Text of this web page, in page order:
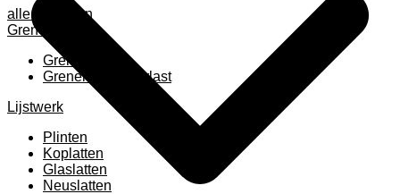
alle anzeigen
Grenen
Grenen B ruw
Grenen gevingerlast
Lijstwerk
Plinten
Koplatten
Glaslatten
Neuslatten